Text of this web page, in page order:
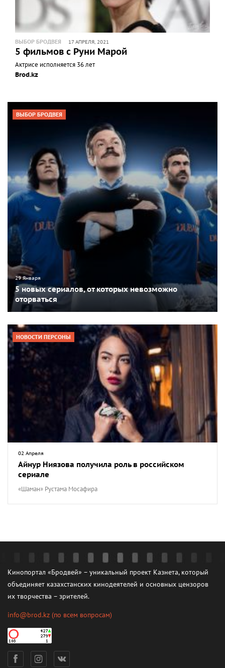
ВЫБОР БРОДВЕЯ 17 АПРЕЛЯ, 2021
5 фильмов с Руни Марой
Актрисе исполняется 36 лет
Brod.kz
ВЫБОР БРОДВЕЯ
29 Января
5 новых сериалов, от которых невозможно
оторваться
НОВОСТИ ПЕРСОНЫ
02 Апреля
Айнур Ниязова получила роль в российском
сериале
«Шаман» Рустама Мосафира
Кинопортал «Бродвей» – уникальный проект Казнета, который
объединяет казахстанских кинодеятелей и основных цензоров
их творчества – зрителей.
info@brod.kz (по всем вопросам)